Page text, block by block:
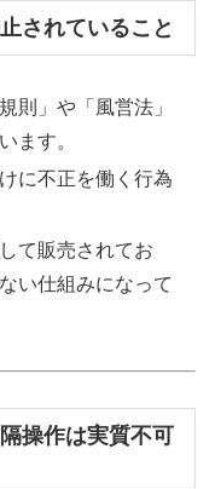
されていること
則」や「風営法」
ます。
に不正を働く行為
て販売されてお
い仕組みになって
操作は実質不可